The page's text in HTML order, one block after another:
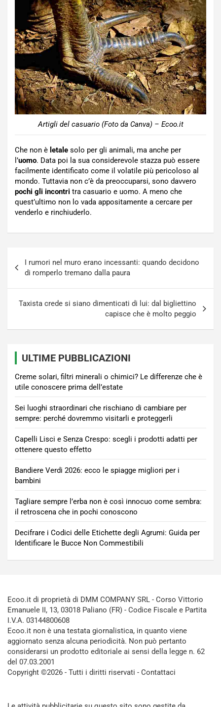
Artigli del casuario (Foto da Canva) – Ecoo.it
Che non è letale solo per gli animali, ma anche per
l’uomo. Data poi la sua considerevole stazza può essere
facilmente identificato come il volatile più pericoloso al
mondo. Tuttavia non c’è da preoccuparsi, sono davvero
pochi gli incontri tra casuario e uomo. A meno che
quest’ultimo non lo vada appositamente a cercare per
venderlo e rinchiuderlo.
articoli
I rumori nel muro erano incessanti: quando decidono
di romperlo tremano dalla paura
Taxista crede si siano dimenticati di lui: dal bigliettino
capisce che è molto peggio
ULTIME PUBBLICAZIONI
Creme solari, filtri minerali o chimici? Le differenze che è
utile conoscere prima dell’estate
Sei luoghi straordinari che rischiano di cambiare per
sempre: perché dovremmo visitarli e proteggerli
Capelli Lisci e Senza Crespo: scegli i prodotti adatti per
ottenere questo effetto
Bandiere Verdi 2026: ecco le spiagge migliori per i
bambini
Tagliare sempre l’erba non è così innocuo come sembra:
il retroscena che in pochi conoscono
Decifrare i Codici delle Etichette degli Agrumi: Guida per
Identificare le Bucce Non Commestibili
Ecoo.it di proprietà di DMM COMPANY SRL - Corso Vittorio
Emanuele II, 13, 03018 Paliano (FR) - Codice Fiscale e Partita
I.V.A. 03144800608
Ecoo.it non è una testata giornalistica, in quanto viene
aggiornato senza alcuna periodicità. Non può pertanto
considerarsi un prodotto editoriale ai sensi della legge n. 62
del 07.03.2001
Copyright ©2026 - Tutti i diritti riservati - Contattaci